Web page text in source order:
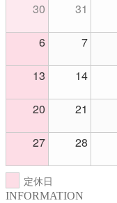
30 31
6 7
13 14
20 21
27 28
定休日
INFORMATION